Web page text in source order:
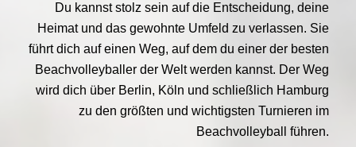
Du kannst stolz sein auf die Entscheidung, deine
Heimat und das gewohnte Umfeld zu verlassen. Sie
führt dich auf einen Weg, auf dem du einer der besten
Beachvolleyballer der Welt werden kannst. Der Weg
wird dich über Berlin, Köln und schließlich Hamburg
zu den größten und wichtigsten Turnieren im
Beachvolleyball führen.